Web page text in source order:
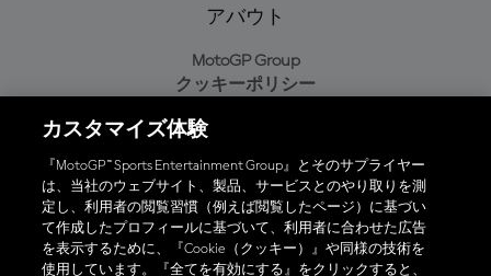
アバウト
MotoGP Group
クッキーポリシー
プライバシーポリシー
購入ポリシー
オフィシャルアプリ
カスタマイズ体験
『MotoGP™ Sports Entertainment Group』とそのサプライヤー
は、当社のウェブサイト、製品、サービスとのやり取りを測
定し、利用者の閲覧習慣（例えば閲覧したページ）に基づい
て作成したプロフィールに基づいて、利用者に合わせた広告
を表示するために、『Cookie（クッキー）』や同様の技術を
使用しています。『全てを有効にする』をクリックすると、